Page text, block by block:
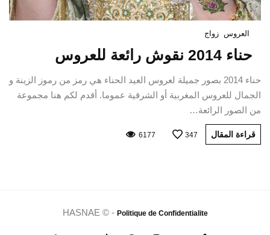
العروس زواج
حناء 2014 نقوش رائعة للعروس
حناء 2014 بصور جميلة لعروس العيد الحناء هي رمز من رموز الزينة و
الجمال للعروس المغربية أو الشرقية عموما. أقدم لكم هنا مجموعة
من الصور الرائعة…
قراءة المقال 347
6177
HASNAE © - Politique de Confidentialite